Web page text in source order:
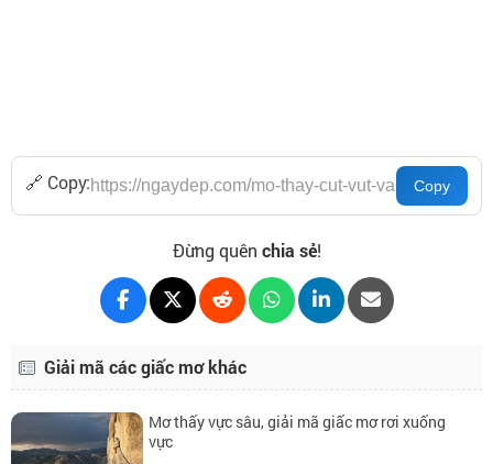
🔗 Copy:
Đừng quên chia sẻ!
Giải mã các giấc mơ khác
Mơ thấy vực sâu, giải mã giấc mơ rơi xuống
vực